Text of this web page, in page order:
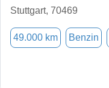
Stuttgart, 70469
49.000 km Benzin